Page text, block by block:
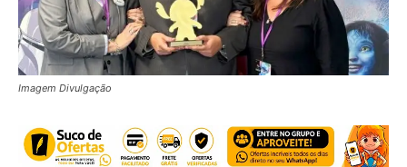
Imagem Divulgação